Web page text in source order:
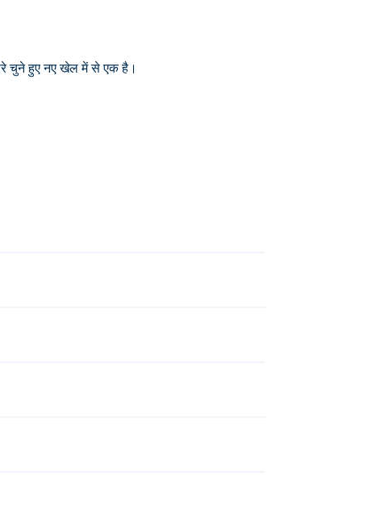
चुने हुए नए खेल में से एक है।